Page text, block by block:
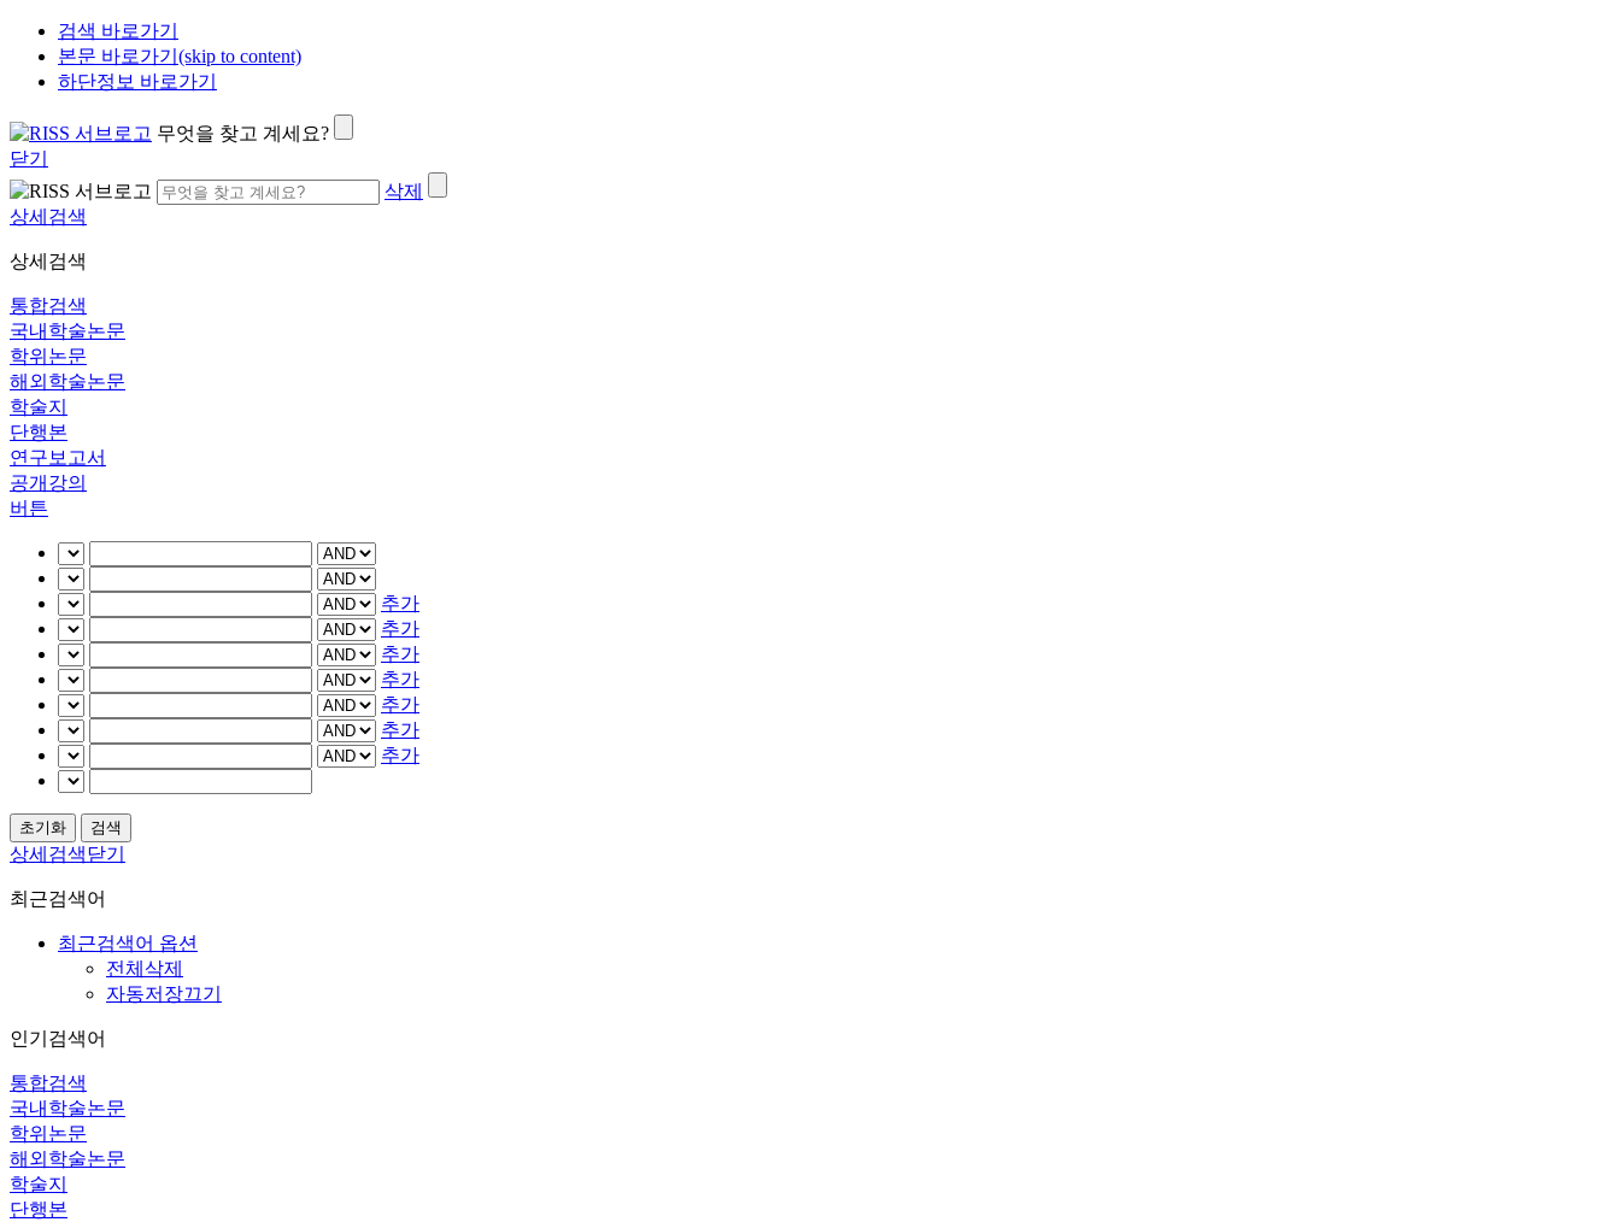
검색 바로가기
본문 바로가기(skip to content)
하단정보 바로가기
무엇을 찾고 계세요?
닫기
삭제
상세검색
상세검색
통합검색
국내학술논문
학위논문
해외학술논문
학술지
단행본
연구보고서
공개강의
버튼
추가
추가
추가
추가
추가
추가
추가
상세검색닫기
최근검색어
최근검색어 옵션
전체삭제
자동저장끄기
인기검색어
통합검색
국내학술논문
학위논문
해외학술논문
학술지
단행본